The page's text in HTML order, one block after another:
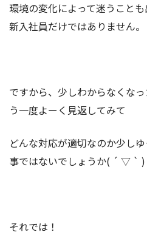
環境の変化によって迷うこと
新入社員だけではありません。
ですから、少しわからなくな
う一度よーく見返してみて
どんな対応が適切なのか少し
事ではないでしょうか( ´ ▽ ` )
それでは！